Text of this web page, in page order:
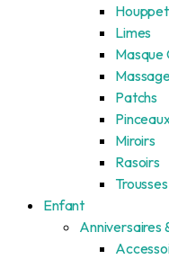
Limes
Masque
Patchs
Miroirs
Rasoirs
Trousses
Enfant
Anniversaires